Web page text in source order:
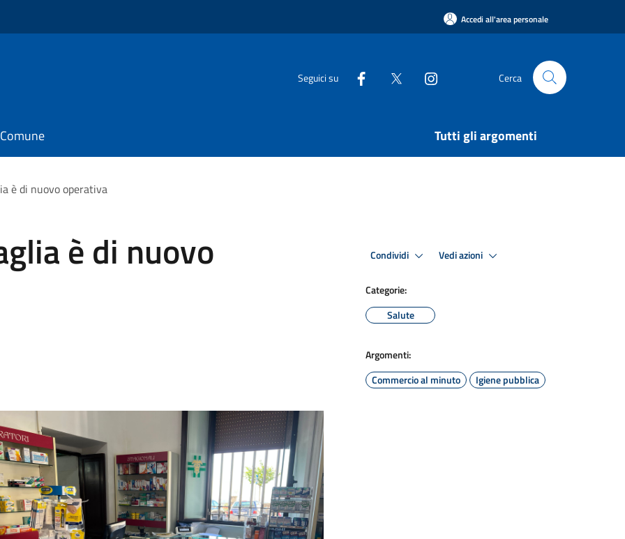
Accedi all'area personale
Seguici su Cerca
Tutti gli argomenti
è di nuovo operativa
è di nuovo Condividi Vedi azioni
Categorie:
Salute
Argomenti:
Commercio al minuto
Igiene pubblica